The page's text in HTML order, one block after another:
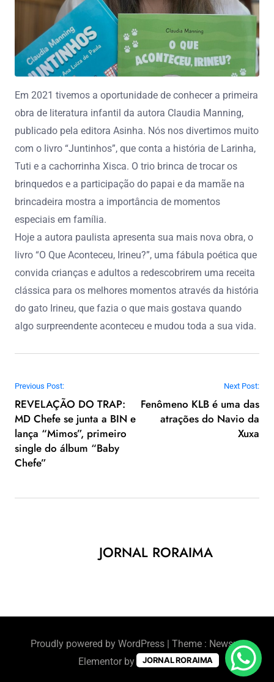
Em 2021 tivemos a oportunidade de conhecer a primeira
obra de literatura infantil da autora Claudia Manning,
publicado pela editora Asinha. Nós nos divertimos muito
com o livro “Juntinhos”, que conta a história de Larinha,
Tuti e a cachorrinha Xisca. O trio brinca de trocar os
brinquedos e a participação do papai e da mamãe na
brincadeira mostra a importância de momentos
especiais em família.
Hoje a autora paulista apresenta sua mais nova obra, o
livro “O Que Aconteceu, Irineu?”, uma fábula poética que
convida crianças e adultos a redescobrirem uma receita
clássica para os melhores momentos através da história
do gato Irineu, que fazia o que mais gostava quando
algo surpreendente aconteceu e mudou toda a sua vida.
Navegação de Post
Previous Post:
REVELAÇÃO DO TRAP:
MD Chefe se junta a BIN e
lança “Mimos”, primeiro
single do álbum “Baby
Chefe”
Next Post:
Fenômeno KLB é uma das
atrações do Navio da
Xuxa
JORNAL RORAIMA
Proudly powered by WordPress | Theme : Newsus
Elementor by
BlazeThemes
JORNAL RORAIMA